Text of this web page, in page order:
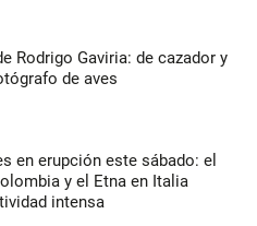
Rodrigo Gaviria: de cazador y
de aves
en erupción este sábado: el
y el Etna en Italia
intensa